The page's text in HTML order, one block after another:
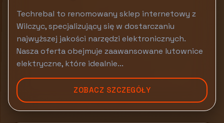
Techrebal to renomowany sklep internetowy z
Wilczyc, specjalizujący się w dostarczaniu
najwyższej jakości narzędzi elektronicznych.
Nasza oferta obejmuje zaawansowane lutownice
elektryczne, które idealnie...
ZOBACZ SZCZEGÓŁY